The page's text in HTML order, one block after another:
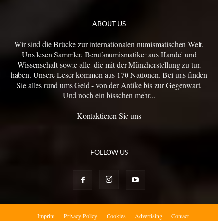
ABOUT US
Wir sind die Brücke zur internationalen numismatischen Welt.
Uns lesen Sammler, Berufsnumismatiker aus Handel und
Wissenschaft sowie alle, die mit der Münzherstellung zu tun
haben. Unsere Leser kommen aus 170 Nationen. Bei uns finden
Sie alles rund ums Geld - von der Antike bis zur Gegenwart.
Und noch ein bisschen mehr...
Kontaktieren Sie uns
FOLLOW US
Imprint Privacy Policy Cookies Advertising Contact